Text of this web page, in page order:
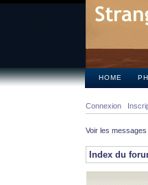
HOME
Connexion
Voir les
Index du